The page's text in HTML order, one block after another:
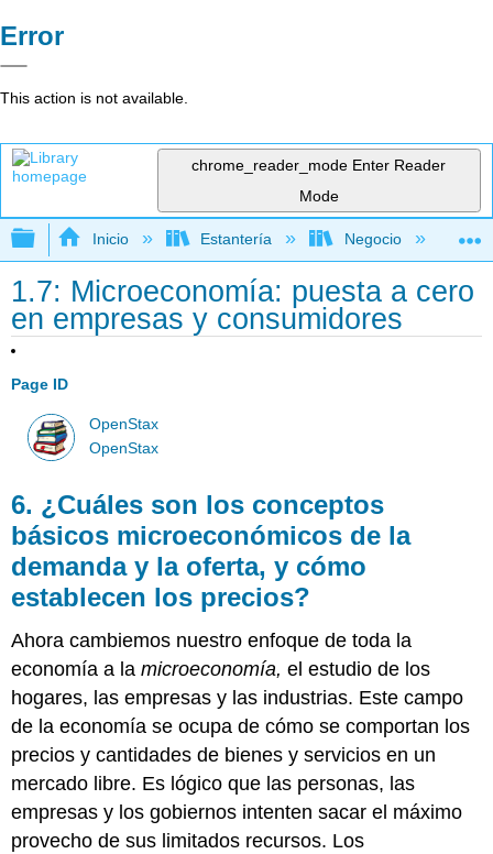
Error
This action is not available.
chrome_reader_mode Enter Reader
Mode
Expandir/contraer jerarquía global
Inicio Estantería Negocio
1.7: Microeconomía: puesta a cero
en empresas y consumidores
Page ID
OpenStax
OpenStax
6. ¿Cuáles son los conceptos
básicos microeconómicos de la
demanda y la oferta, y cómo
establecen los precios?
Ahora cambiemos nuestro enfoque de toda la
economía a lamicroeconomía, el estudio de los
hogares, las empresas y las industrias. Este campo
de la economía se ocupa de cómo se comportan los
precios y cantidades de bienes y servicios en un
mercado libre. Es lógico que las personas, las
empresas y los gobiernos intenten sacar el máximo
provecho de sus limitados recursos. Los